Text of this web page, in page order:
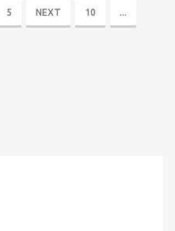
5 NEXT 10 ...